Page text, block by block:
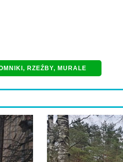
RZEŹBY, MURALE